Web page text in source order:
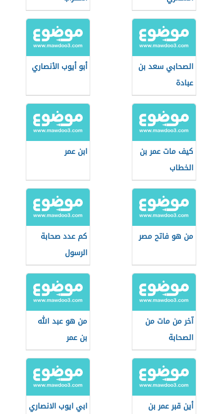
الصحابي سعد بن
عبادة
أبو أيوب الأنصاري
كيف مات عمر بن
الخطاب
ابن عمر
من هو فاتح مصر
كم عدد صحابة
الرسول
آخر من مات من
الصحابة
من هو عبد الله
بن عمر
أين قبر عمر بن
ابي ايوب الانصاري